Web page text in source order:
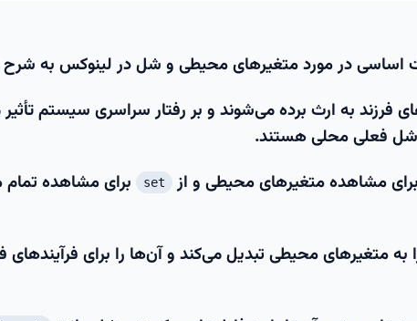
اساسی در مورد متغیرهای محیطی و شل در لینوکس به
فرزند به ارث برده می‌شوند و بر رفتار سراسری سیستم تأثیر
فعلی محلی هستند.
برای مشاهده متغیرهای محیطی و از set
برای مشاهده
متغیرهای محیطی تبدیل می‌کند و آن‌ها را برای فرآیندهای